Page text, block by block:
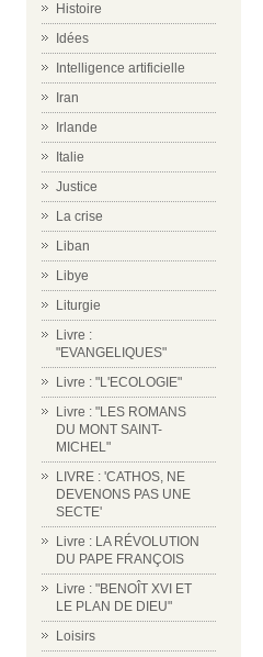
Histoire
Idées
Intelligence artificielle
Iran
Irlande
Italie
Justice
La crise
Liban
Libye
Liturgie
Livre :
"EVANGELIQUES"
Livre : "L'ECOLOGIE"
Livre : "LES ROMANS
DU MONT SAINT-
MICHEL"
LIVRE : 'CATHOS, NE
DEVENONS PAS UNE
SECTE'
Livre : LA RÉVOLUTION
DU PAPE FRANÇOIS
Livre : "BENOÎT XVI ET
LE PLAN DE DIEU"
Loisirs